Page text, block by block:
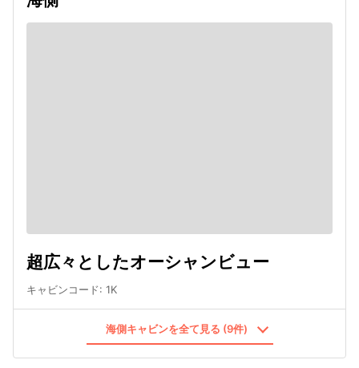
超広々としたオーシャンビュー
キャビンコード: 1K
海側キャビンを全て見る (9件)